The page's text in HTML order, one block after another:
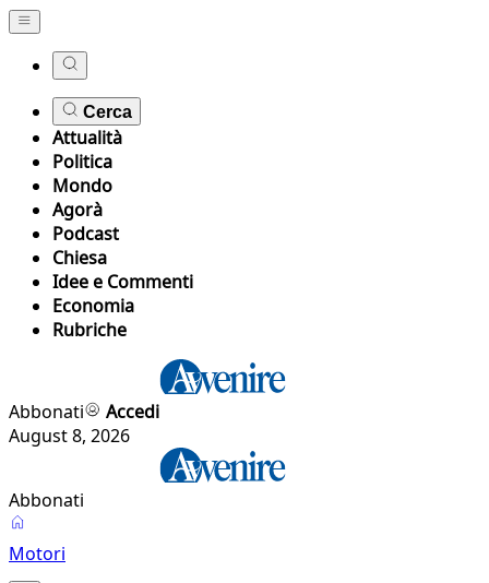
Cerca
Attualità
Politica
Mondo
Agorà
Podcast
Chiesa
Idee e Commenti
Economia
Rubriche
Abbonati
Accedi
August 8, 2026
Abbonati
Motori